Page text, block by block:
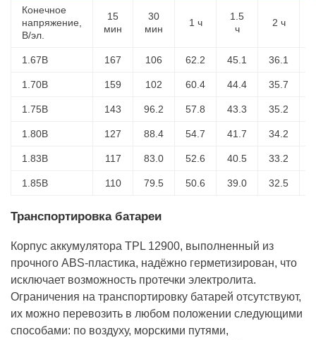
Конечное
напряжение,
В/эл.
15
мин
30
мин
1 ч
1.5
ч
2 ч
1.67В 167 106 62.2 45.1 36.1
1.70В 159 102 60.4 44.4 35.7
1.75В 143 96.2 57.8 43.3 35.2
1.80В 127 88.4 54.7 41.7 34.2
1.83В 117 83.0 52.6 40.5 33.2
1.85В 110 79.5 50.6 39.0 32.5
Транспортировка батареи
Корпус аккумулятора TPL 12900, выполненный из
прочного ABS-пластика, надёжно герметизирован, что
исключает возможность протечки электролита.
Ограничения на транспортировку батарей отсутствуют,
их можно перевозить в любом положении следующими
способами: по воздуху, морскими путями,